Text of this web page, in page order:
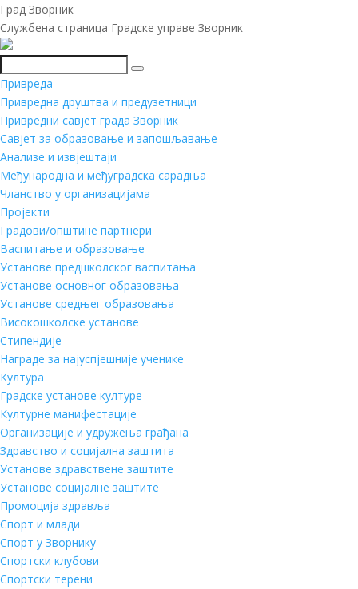
Град Зворник
Службена страница Градске управе Зворник
Претражи
Привреда
Привредна друштва и предузетници
Привредни савјет града Зворник
Савјет за образовање и запошљавање
Анализе и извјештаји
Међународна и међуградска сарадња
Чланство у организацијама
Пројекти
Градови/општине партнери
Васпитање и образовање
Установе предшколског васпитања
Установе основног образовања
Установе средњег образовања
Високошколске установе
Стипендије
Награде за најуспјешније ученике
Култура
Градске установе културе
Културне манифестације
Организације и удружења грађана
Здравство и социјална заштита
Установе здравствене заштите
Установе социјалне заштите
Промоција здравља
Спорт и млади
Спорт у Зворнику
Спортски клубови
Спортски терени